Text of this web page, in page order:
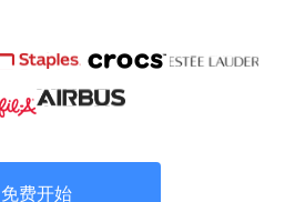
免费开始